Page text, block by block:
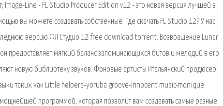
Line - FL Studio Producer Edition v12 - это новая версия лучшей в
вы можете создавать собственные. Где скачать FL Studio 12? У нас
версию ФЛ Студио 12 free download torrent. Возвращение Lunar
предоставляет мягкий баланс запоминающихся битов и мелодий в его
новую библиотеку звуков. Фоновые артисты Итальянский продюсер
таких как Little helpers-yoruba groove-innocent music-monique
программой, которая позволит вам создавать самые разные